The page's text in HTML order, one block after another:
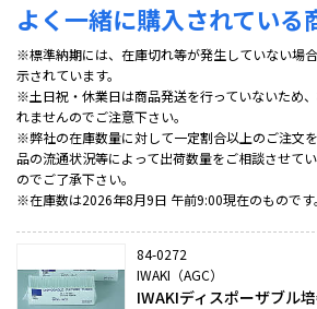
よく一緒に購入されている
※標準納期には、在庫切れ等が発生していない場
示されています。
※土日祝・休業日は商品発送を行っていないため
れませんのでご注意下さい。
※弊社の在庫数量に対して一定割合以上のご注文
品の流通状況等によって出荷数量をご相談させて
のでご了承下さい。
※在庫数は2026年8月9日 午前9:00現在のものです。
84-0272
IWAKI（AGC）
IWAKIディスポーザブル